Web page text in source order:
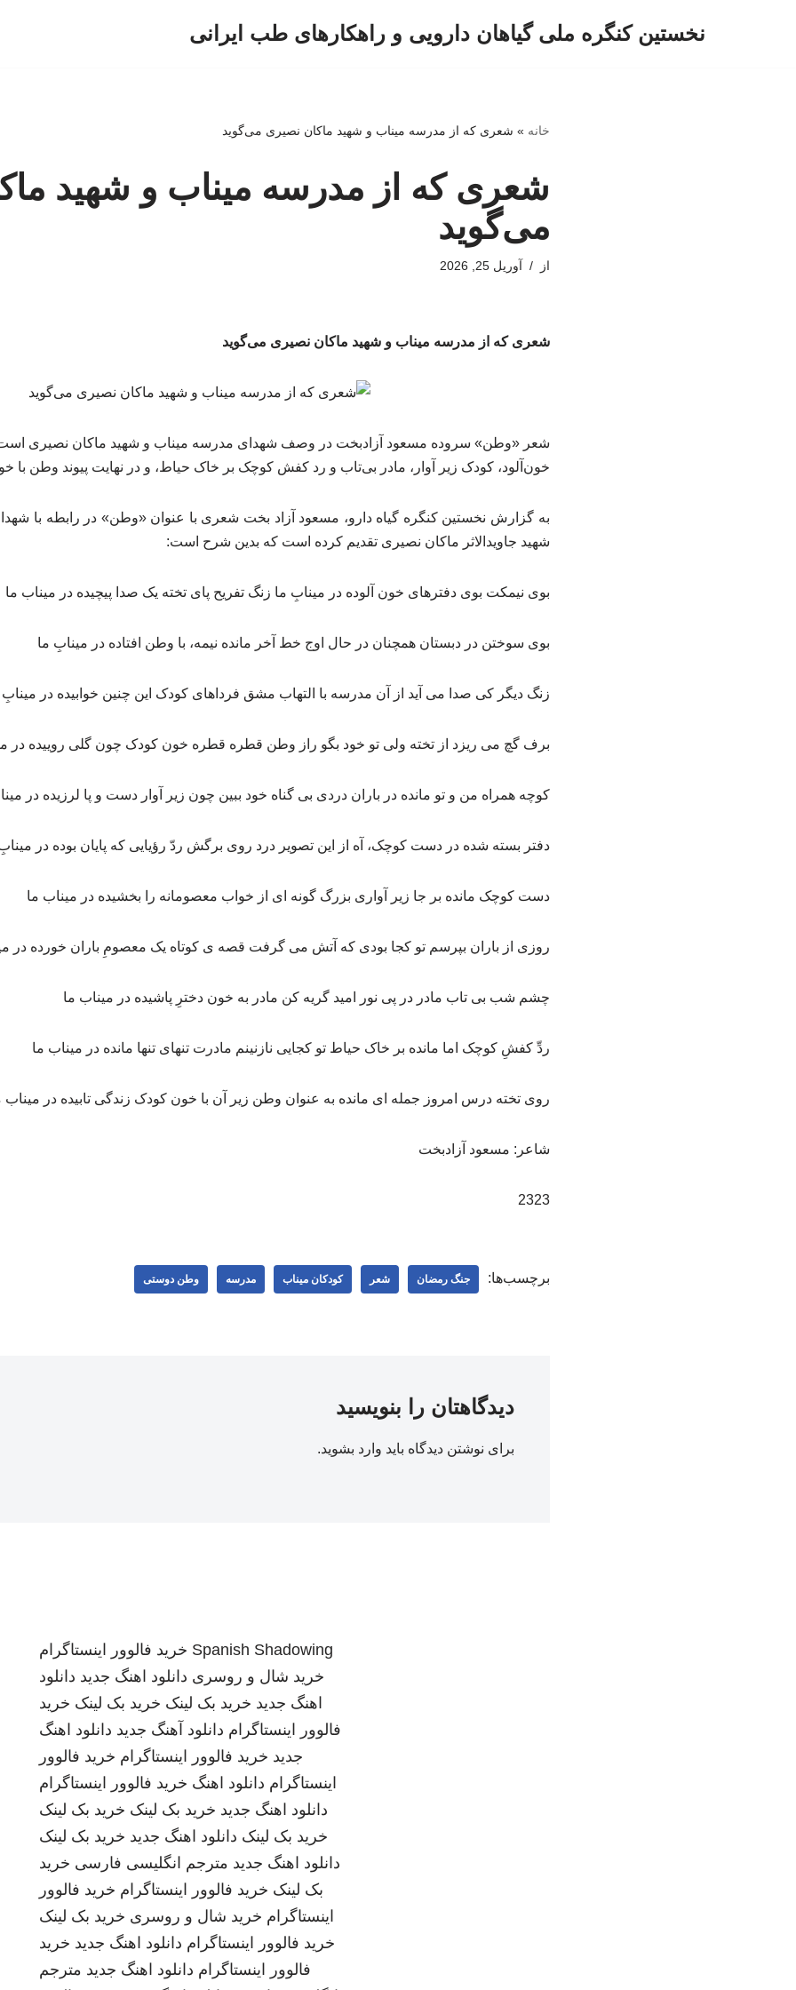
نخستین کنگره ملی گیاهان دارویی و راهکارهای طب ایرانی
خانه » شعری که از مدرسه میناب و شهید ماکان نصیری می‌گوید
شعری که از مدرسه میناب و شهید
می‌گوید
از آوریل 25, 2026
شعری که از مدرسه میناب و شهید ماکان نصیری می‌گوید
شعر «وطن» سروده مسعود آزادبخت در وصف شهدای مدرسه میناب و شهید ماکان نصیری است.
خون‌آلود، کودک زیر آوار، مادر بی‌تاب و رد کفش کوچک بر خاک حیاط، و در نهایت پیوند وطن با
به گزارش نخستین کنگره گیاه دارو، مسعود آزاد بخت شعری با عنوان «وطن» در رابطه با
شهید جاویدالاثر ماکان نصیری تقدیم کرده است که بدین شرح است:
بوی نیمکت بوی دفترهای خون آلوده در مینابِ ما زنگ تفریح پای تخته یک صدا پیچیده در میناب ما
بوی سوختن در دبستان همچنان در حال اوج خط آخر مانده نیمه، با وطن افتاده در مینابِ ما
زنگ دیگر کی صدا می آید از آن مدرسه با التهاب مشق فرداهای کودک این چنین خوابیده در مینابِ
برف گچ می ریزد از تخته ولی تو خود بگو راز وطن قطره قطره خون کودک چون گلی روییده در
کوچه همراه من و تو مانده در باران دردی بی گناه خود ببین چون زیر آوار دست و پا لرزیده در
دفتر بسته شده در دست کوچک، آه از این تصویر درد روی برگش ردّ رؤیایی که پایان بوده در
دست کوچک مانده بر جا زیر آواری بزرگ گونه ای از خواب معصومانه را بخشیده در میناب ما
روزی از باران بپرسم تو کجا بودی که آتش می گرفت قصه ی کوتاه یک معصومِ باران خورده در
چشم شب بی تاب مادر در پی نور امید گریه کن مادر به خون دخترِ پاشیده در میناب ما
ردِّ کفشِ کوچک اما مانده بر خاک حیاط تو کجایی نازنینم مادرت تنهای تنها مانده در میناب ما
روی تخته درس امروز جمله ای مانده به عنوان وطن زیر آن با خون کودک زندگی تابیده در میناب
شاعر: مسعود آزادبخت
2323
برچسب‌ها: جنگ رمضان شعر کودکان میناب مدرسه وطن دوستی
دیدگاهتان را بنویسید
برای نوشتن دیدگاه باید وارد بشوید.
Spanish Shadowing خرید فالوور اینستاگرام
خرید شال و روسری دانلود اهنگ جدید دانلود
اهنگ جدید خرید بک لینک خرید بک لینک خرید
فالوور اینستاگرام دانلود آهنگ جدید دانلود اهنگ
جدید خرید فالوور اینستاگرام خرید فالوور
اینستاگرام دانلود اهنگ خرید فالوور اینستاگرام
دانلود اهنگ جدید خرید بک لینک خرید بک لینک
خرید بک لینک دانلود اهنگ جدید خرید بک لینک
دانلود اهنگ جدید مترجم انگلیسی فارسی خرید
بک لینک خرید فالوور اینستاگرام خرید فالوور
اینستاگرام خرید شال و روسری خرید بک لینک
خرید فالوور اینستاگرام دانلود اهنگ جدید خرید
فالوور اینستاگرام دانلود اهنگ جدید مترجم